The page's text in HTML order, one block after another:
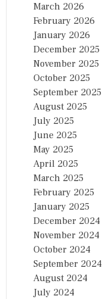
March 2026
February 2026
January 2026
December 2025
November 2025
October 2025
September 2025
August 2025
July 2025
June 2025
May 2025
April 2025
March 2025
February 2025
January 2025
December 2024
November 2024
October 2024
September 2024
August 2024
July 2024